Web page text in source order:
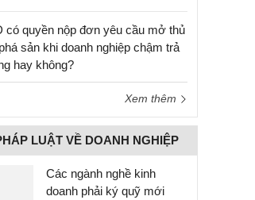
có quyền nộp đơn yêu cầu mở thủ
sản khi doanh nghiệp chậm trả
hay không?
Xem thêm
LUẬT VỀ DOANH NGHIỆP
Các ngành nghề kinh
doanh phải ký quỹ mới